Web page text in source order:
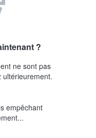
?
ne sont pas
ultérieurement.
empêchant